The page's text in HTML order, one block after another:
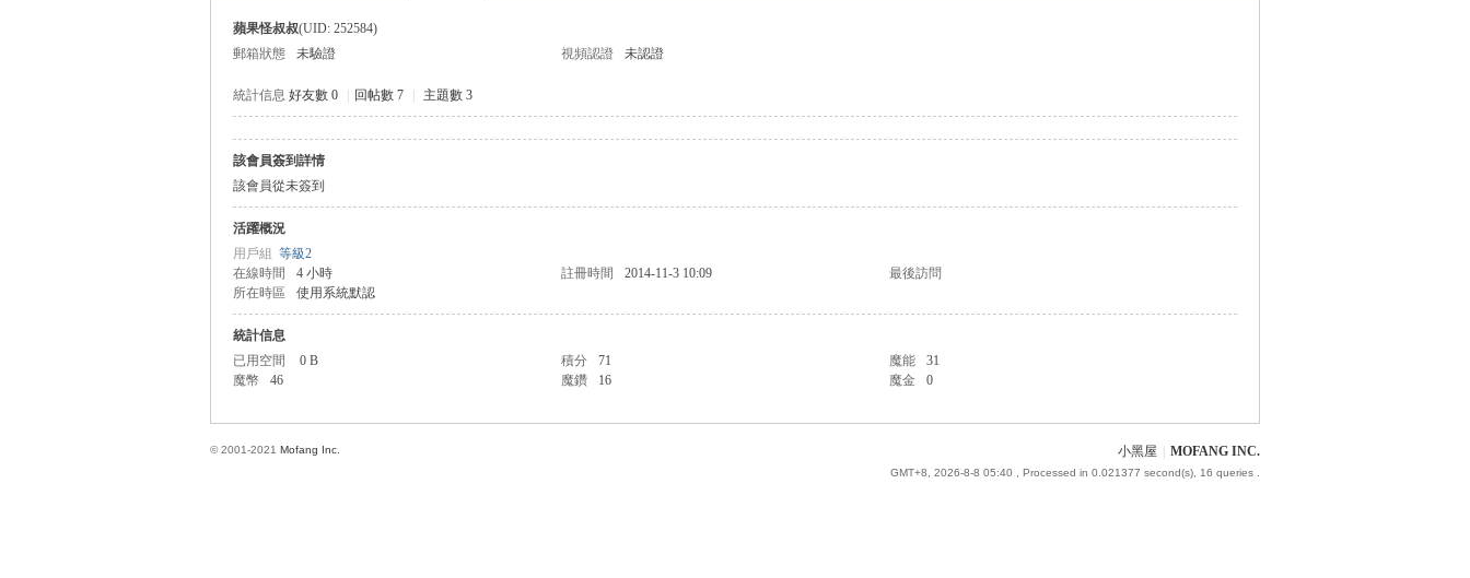
蘋果怪叔叔(UID: 252584)
郵箱狀態
未驗證 視頻認證 未認證
統計信息 好友數 0 回帖數 7 主題數 3
該會員簽到詳情
該會員從未簽到
活躍概況
用戶組 等級2
在線時間
4 小時 註冊時間 2014-11-3 10:09
最後訪問
所在時區
使用系統默認
統計信息
已用空間
0 B 積分 71 魔能
31
魔幣
46 魔鑽 16 魔金 0
小黑屋 MOFANG INC.
GMT+8, 2026-8-8 05:40 , Processed in 0.021377 second(s), 16 queries .
© 2001-2021 Mofang Inc.